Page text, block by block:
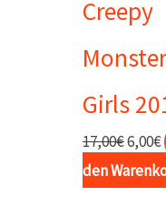
Creepy
Monster
Girls
17,00€
Preis
6,00€
den